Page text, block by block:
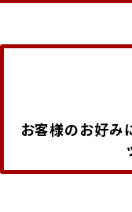
お客様のお好み